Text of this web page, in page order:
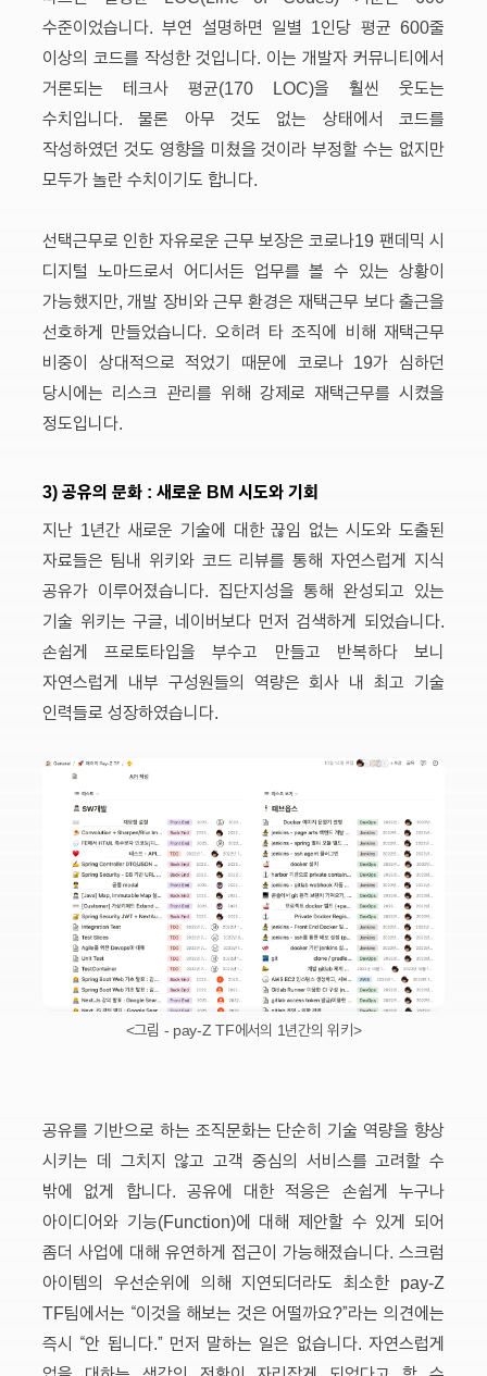
수준이었습니다. 부연 설명하면 일별 1인당 평균 600줄
이상의 코드를 작성한 것입니다. 이는 개발자 커뮤니티에서
거론되는 테크사 평균(170 LOC)을 훨씬 웃도는
수치입니다. 물론 아무 것도 없는 상태에서 코드를
작성하였던 것도 영향을 미쳤을 것이라 부정할 수는 없지만
모두가 놀란 수치이기도 합니다.
선택근무로 인한 자유로운 근무 보장은 코로나19 팬데믹 시
디지털 노마드로서 어디서든 업무를 볼 수 있는 상황이
가능했지만, 개발 장비와 근무 환경은 재택근무 보다 출근을
선호하게 만들었습니다. 오히려 타 조직에 비해 재택근무
비중이 상대적으로 적었기 때문에 코로나 19가 심하던
당시에는 리스크 관리를 위해 강제로 재택근무를 시켰을
정도입니다.
3) 공유의 문화 : 새로운 BM 시도와 기회
지난 1년간 새로운 기술에 대한 끊임 없는 시도와 도출된
자료들은 팀내 위키와 코드 리뷰를 통해 자연스럽게 지식
공유가 이루어졌습니다. 집단지성을 통해 완성되고 있는
기술 위키는 구글, 네이버보다 먼저 검색하게 되었습니다.
손쉽게 프로토타입을 부수고 만들고 반복하다 보니
자연스럽게 내부 구성원들의 역량은 회사 내 최고 기술
인력들로 성장하였습니다.
<그림 - pay-Z TF에서의 1년간의 위키>
공유를 기반으로 하는 조직문화는 단순히 기술 역량을 향상
시키는 데 그치지 않고 고객 중심의 서비스를 고려할 수
밖에 없게 합니다. 공유에 대한 적응은 손쉽게 누구나
아이디어와 기능(Function)에 대해 제안할 수 있게 되어
좀더 사업에 대해 유연하게 접근이 가능해졌습니다. 스크럼
아이템의 우선순위에 의해 지연되더라도 최소한 pay-Z
TF팀에서는 “이것을 해보는 것은 어떨까요?”라는 의견에는
즉시 “안 됩니다.” 먼저 말하는 일은 없습니다. 자연스럽게